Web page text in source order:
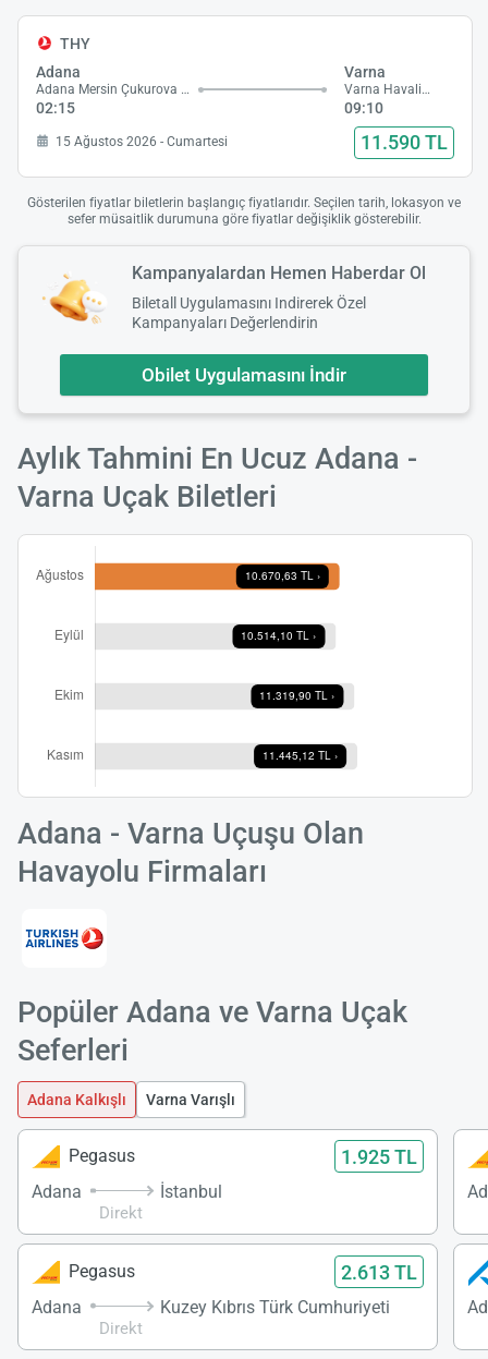
THY
Adana
Adana Mersin Çukurova Havalimanı
02:15
Varna
Varna Havalimanı
09:10
15 Ağustos 2026 - Cumartesi 11.590 TL
Gösterilen fiyatlar biletlerin başlangıç fiyatlarıdır. Seçilen tarih, lokasyon ve
sefer müsaitlik durumuna göre fiyatlar değişiklik gösterebilir.
Kampanyalardan Hemen Haberdar Ol
Biletall Uygulamasını Indirerek Özel
Kampanyaları Değerlendirin
Obilet Uygulamasını İndir
Aylık Tahmini En Ucuz Adana -
Varna Uçak Biletleri
Adana - Varna Uçuşu Olan
Havayolu Firmaları
Popüler Adana ve Varna Uçak
Seferleri
Adana Kalkışlı Varna Varışlı
Pegasus 1.925 TL
Adana
Direkt
İstanbul
Pegasus 2.613 TL
Adana
Direkt
Kuzey Kıbrıs Türk Cumhuriyeti